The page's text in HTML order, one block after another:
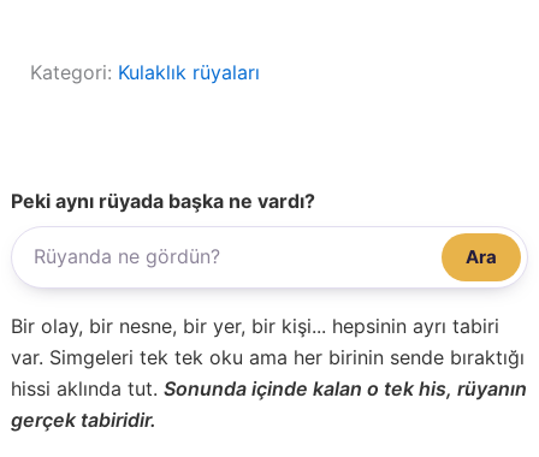
Kategori: Kulaklık rüyaları
Peki aynı rüyada başka ne vardı?
Ara
Bir olay, bir nesne, bir yer, bir kişi... hepsinin ayrı tabiri
var. Simgeleri tek tek oku ama her birinin sende bıraktığı
hissi aklında tut. Sonunda içinde kalan o tek his, rüyanın
gerçek tabiridir.